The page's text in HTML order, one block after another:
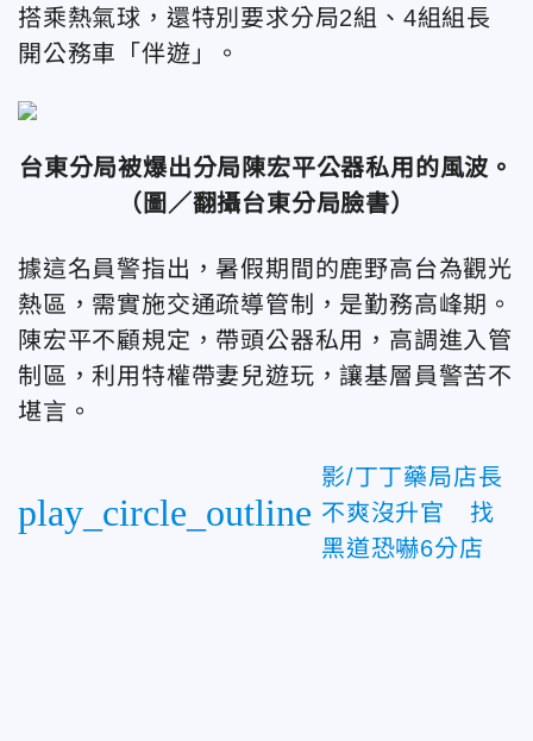
搭乘熱氣球，還特別要求分局2組、4組組長
開公務車「伴遊」。
台東分局被爆出分局陳宏平公器私用的風波。
（圖／翻攝台東分局臉書）
據這名員警指出，暑假期間的鹿野高台為觀光
熱區，需實施交通疏導管制，是勤務高峰期。
陳宏平不顧規定，帶頭公器私用，高調進入管
制區，利用特權帶妻兒遊玩，讓基層員警苦不
堪言。
play_circle_outline
影/丁丁藥局店長
不爽沒升官 找
黑道恐嚇6分店